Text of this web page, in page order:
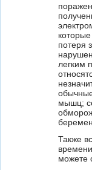
потеря
легким
мышц;
Также
можете